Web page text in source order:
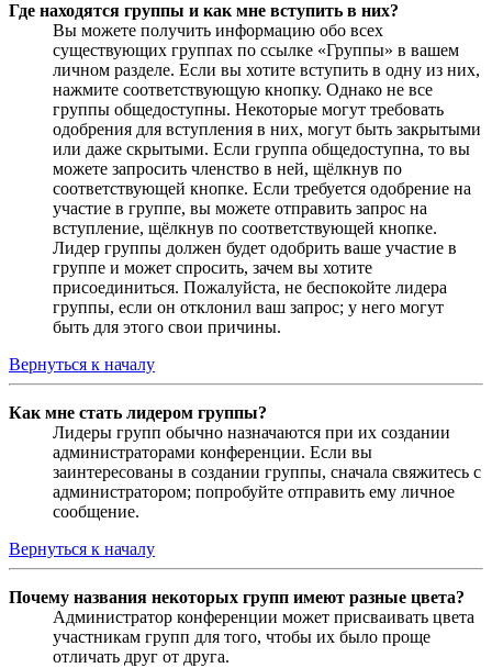
Где находятся группы и как мне вступить в них?
Вы можете получить информацию обо всех
существующих группах по ссылке «Группы» в вашем
личном разделе. Если вы хотите вступить в одну из них,
нажмите соответствующую кнопку. Однако не все
группы общедоступны. Некоторые могут требовать
одобрения для вступления в них, могут быть закрытыми
или даже скрытыми. Если группа общедоступна, то вы
можете запросить членство в ней, щёлкнув по
соответствующей кнопке. Если требуется одобрение на
участие в группе, вы можете отправить запрос на
вступление, щёлкнув по соответствующей кнопке.
Лидер группы должен будет одобрить ваше участие в
группе и может спросить, зачем вы хотите
присоединиться. Пожалуйста, не беспокойте лидера
группы, если он отклонил ваш запрос; у него могут
быть для этого свои причины.
Вернуться к началу
Как мне стать лидером группы?
Лидеры групп обычно назначаются при их создании
администраторами конференции. Если вы
заинтересованы в создании группы, сначала свяжитесь с
администратором; попробуйте отправить ему личное
сообщение.
Вернуться к началу
Почему названия некоторых групп имеют разные цвета?
Администратор конференции может присваивать цвета
участникам групп для того, чтобы их было проще
отличать друг от друга.